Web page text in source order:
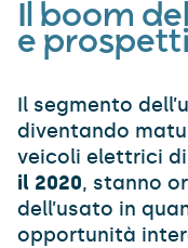
Il boom
e
Il segmento
diventando
veicoli elettrici
il 2020, stanno
dell’usato in
opportunità